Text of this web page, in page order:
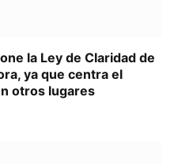
la Ley de Claridad de
ya que centra el
otros lugares